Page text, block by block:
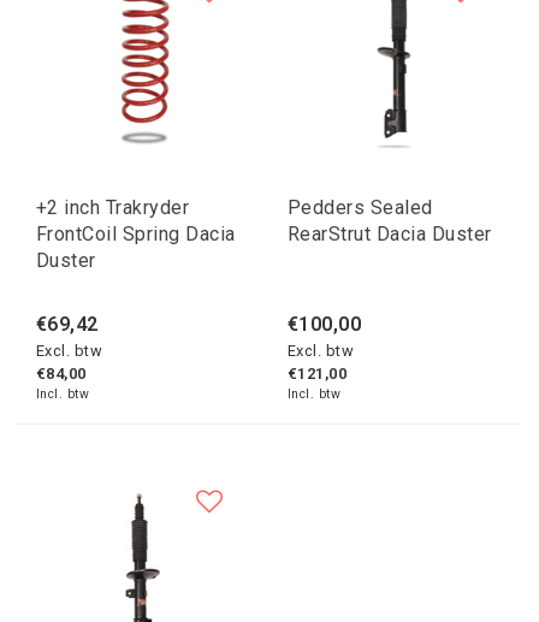
+2 inch Trakryder
FrontCoil Spring Dacia
Duster
€69,42
Excl. btw
€84,00
Incl. btw
Pedders Sealed
RearStrut Dacia Duster
€100,00
Excl. btw
€121,00
Incl. btw